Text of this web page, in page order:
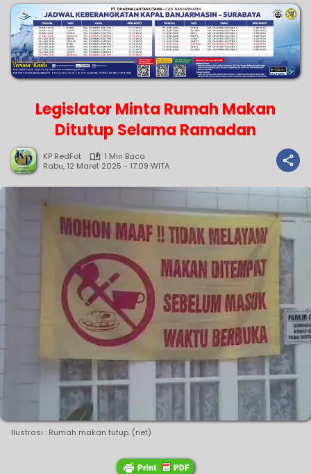
Legislator Minta Rumah Makan
Ditutup Selama Ramadan
KP RedFot
1 Min Baca
Rabu, 12 Maret 2025 - 17:09 WITA
Ilustrasi : Rumah makan tutup. (net)